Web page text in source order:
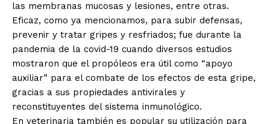
las membranas mucosas y lesiones, entre otras.
Eficaz, como ya mencionamos, para subir defensas,
prevenir y tratar gripes y resfriados; fue durante la
pandemia de la covid-19 cuando diversos estudios
mostraron que el propóleos era útil como “apoyo
auxiliar” para el combate de los efectos de esta gripe,
gracias a sus propiedades antivirales y
reconstituyentes del sistema inmunológico.
En veterinaria también es popular su utilización para